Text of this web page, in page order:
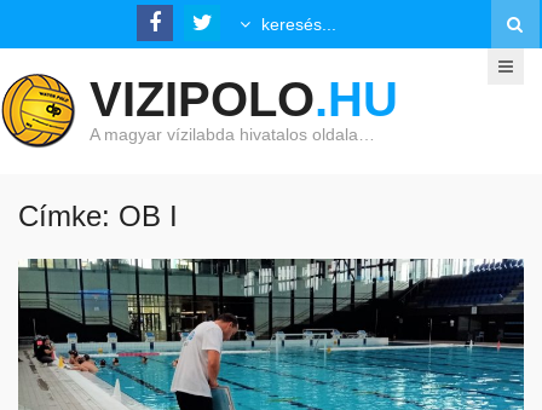
VIZIPOLO.HU
A magyar vízilabda hivatalos oldala…
Címke: OB I